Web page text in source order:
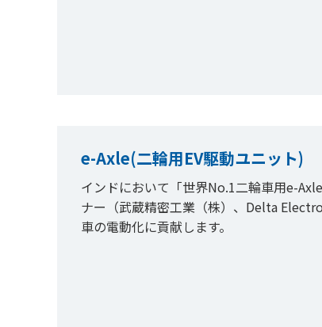
e-Axle(二輪用EV駆動ユニット)
インドにおいて「世界No.1二輪車用e-
ナー（武蔵精密工業（株）、Delta
車の電動化に貢献します。